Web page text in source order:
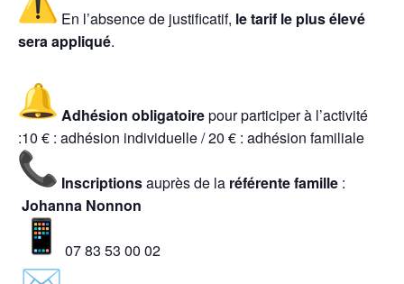
En l’absence de justificatif, le tarif le plus élevé
sera appliqué.
Adhésion obligatoirepour participer à l’activité
:10 € : adhésion individuelle / 20 € : adhésion familiale
Inscriptionsauprès de la référente famille :
Johanna Nonnon
07 83 53 00 02